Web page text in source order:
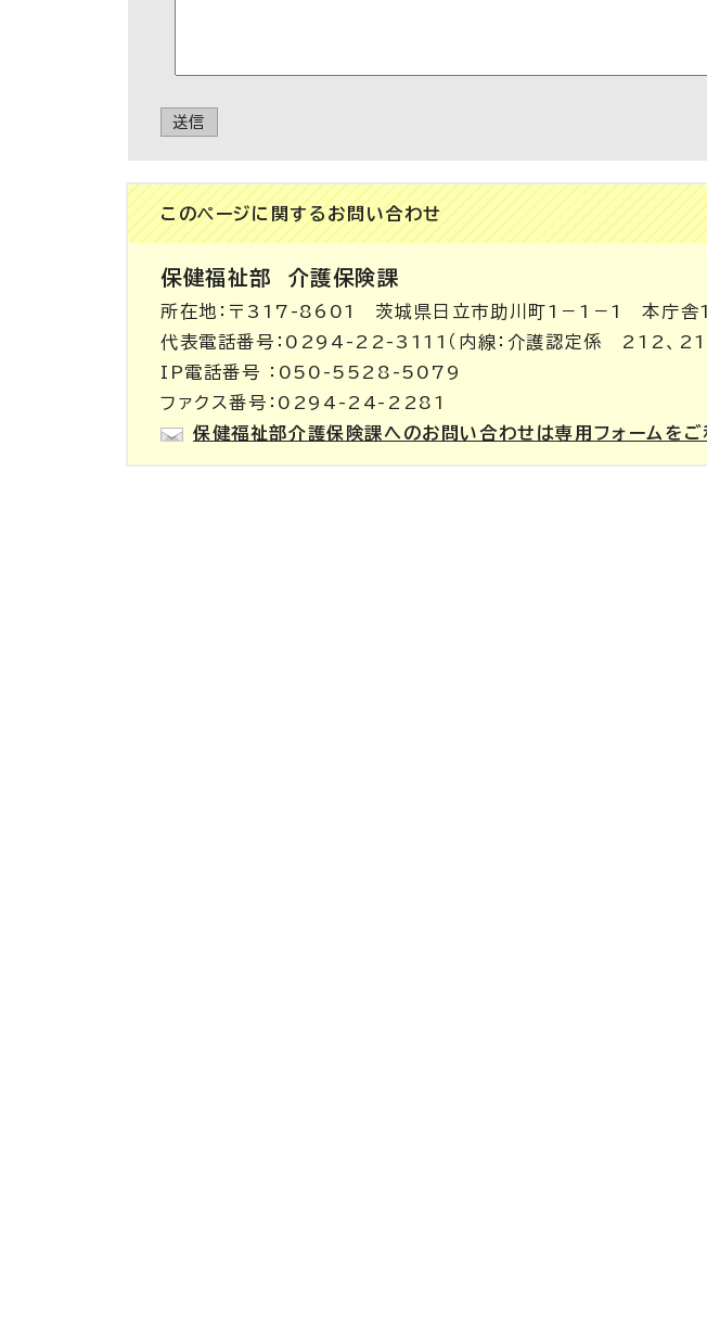
送信
このページに関する お問い合わせ
保健福祉部 介護保険課
所在地：〒317-8601 茨城県日立市助川町1－1－1 本庁舎
代表電話番号：0294-22-3111（内線：介護認定係 212、
IP電話番号 ：050-5528-5079
ファクス番号：0294-24-2281
保健福祉部介護保険課へのお問い合わせは専用フォームをご